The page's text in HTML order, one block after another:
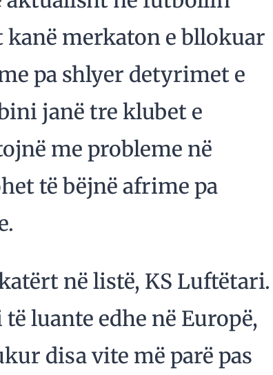
merkaton e bllokuar
pa shlyer detyrimet e
janë tre klubet e
me probleme në
të bëjnë afrime pa
në listë, KS Luftëtari.
luante edhe në Europë,
disa vite më parë pas